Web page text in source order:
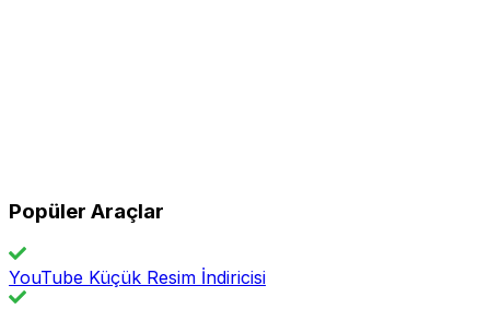
Popüler Araçlar
YouTube Küçük Resim İndiricisi